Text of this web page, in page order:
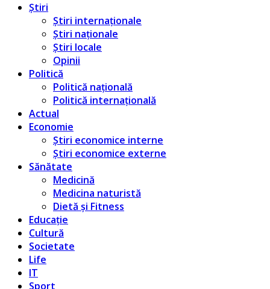
Știri
Știri internaționale
Știri naționale
Știri locale
Opinii
Politică
Politică națională
Politică internațională
Actual
Economie
Știri economice interne
Știri economice externe
Sănătate
Medicină
Medicina naturistă
Dietă și Fitness
Educație
Cultură
Societate
Life
IT
Sport